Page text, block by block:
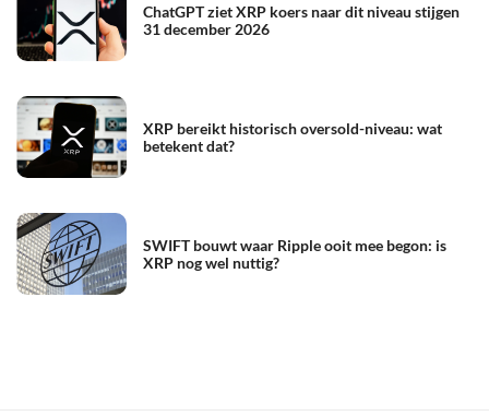
ChatGPT ziet XRP koers naar dit niveau stijgen
31 december 2026
XRP bereikt historisch oversold-niveau: wat
betekent dat?
SWIFT bouwt waar Ripple ooit mee begon: is
XRP nog wel nuttig?